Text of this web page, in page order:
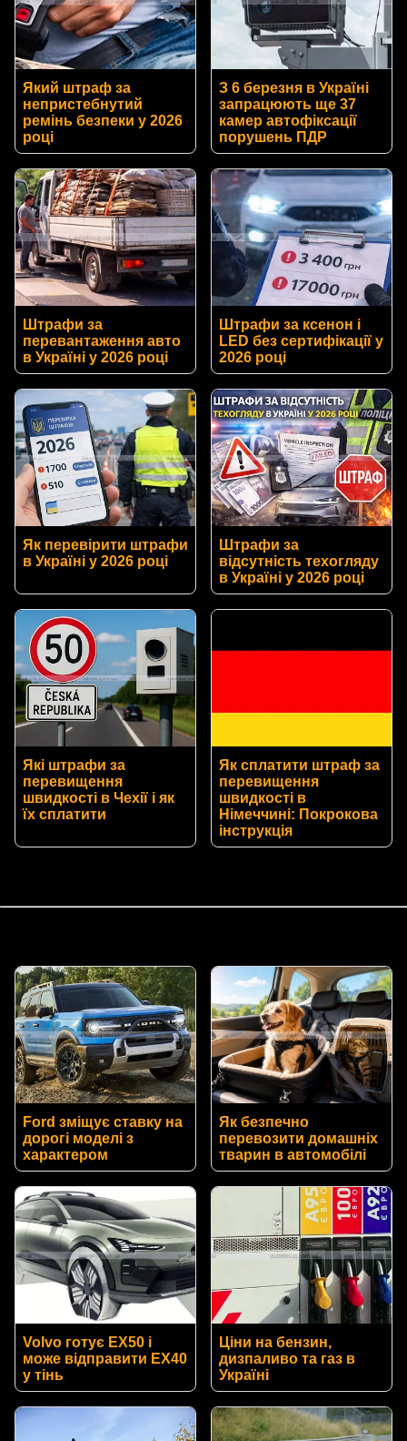
Який штраф за
непристебнутий
ремінь безпеки у 2026
році
З 6 березня в Україні
запрацюють ще 37
камер автофіксації
порушень ПДР
Штрафи за
перевантаження авто
в Україні у 2026 році
Штрафи за ксенон і
LED без сертифікації у
2026 році
Як перевірити штрафи
в Україні у 2026 році
Штрафи за
відсутність техогляду
в Україні у 2026 році
Які штрафи за
перевищення
швидкості в Чехії і як
їх сплатити
Як сплатити штраф за
перевищення
швидкості в
Німеччині: Покрокова
інструкція
Ford зміщує ставку на
дорогі моделі з
характером
Як безпечно
перевозити домашніх
тварин в автомобілі
Volvo готує EX50 і
може відправити EX40
у тінь
Ціни на бензин,
дизпаливо та газ в
Україні